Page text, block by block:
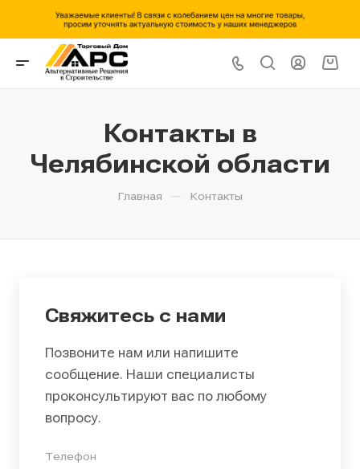
Контакты в
Челябинской области
Главная — Контакты
Свяжитесь с нами
Позвоните нам или напишите
сообщение. Наши специалисты
проконсультируют вас по любому
вопросу.
Телефон